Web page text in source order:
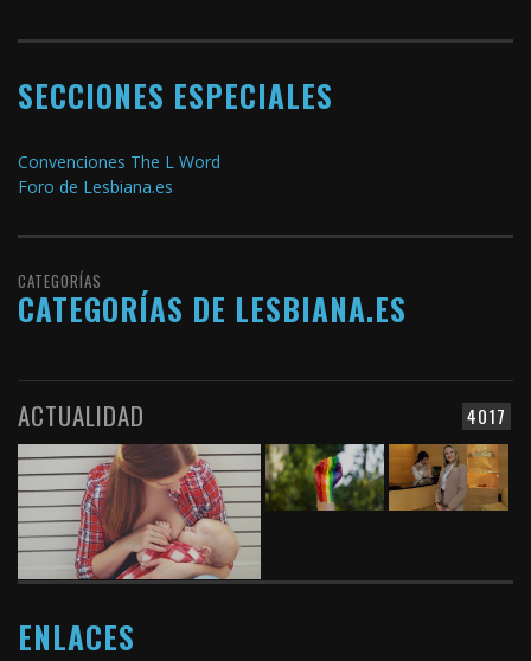
SECCIONES ESPECIALES
Convenciones The L Word
Foro de Lesbiana.es
CATEGORÍAS
CATEGORÍAS DE LESBIANA.ES
4017
ACTUALIDAD
ENLACES